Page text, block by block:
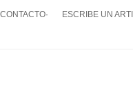
CONTACTO· ESCRIBE UN